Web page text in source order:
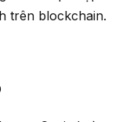
trên blockchain.